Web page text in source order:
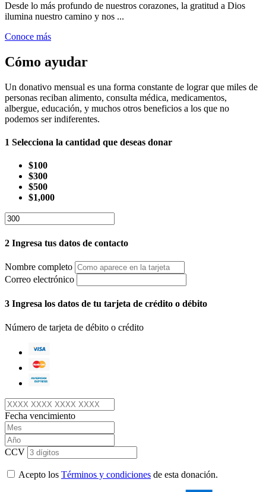
Desde lo más profundo de nuestros corazones, la gratitud a Dios
ilumina nuestro camino y nos ...
Conoce más
Cómo ayudar
Un donativo mensual es una forma constante de lograr que miles de
personas reciban alimento, consulta médica, medicamentos,
albergue, educación, y muchos otros beneficios a los que no
podemos ser indiferentes.
1 Selecciona la cantidad que deseas donar
$100
$300
$500
$1,000
2 Ingresa tus datos de contacto
Nombre completo
Correo electrónico
3 Ingresa los datos de tu tarjeta de crédito o débito
Número de tarjeta de débito o crédito
Fecha vencimiento
CCV
Acepto los Términos y condiciones de esta donación.